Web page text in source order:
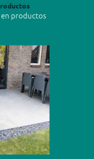
productos